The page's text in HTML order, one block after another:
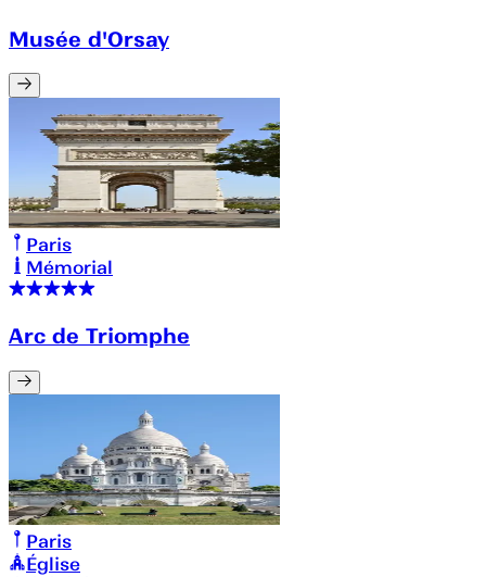
Musée d'Orsay
Paris
Mémorial
Arc de Triomphe
Paris
Église